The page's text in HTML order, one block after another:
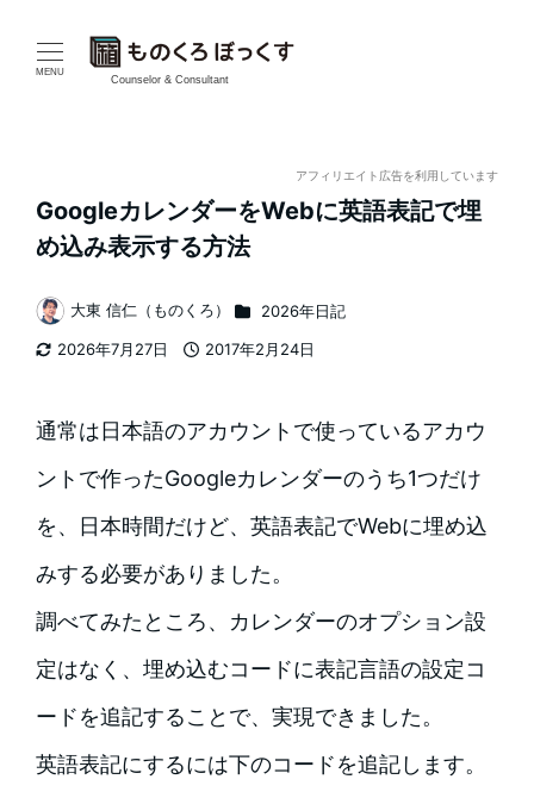
MENU
Counselor & Consultant
アフィリエイト広告を利用しています
GoogleカレンダーをWebに英語表記で埋
め込み表示する方法
2026年7月27日
2017年2月24日
著
者
大東 信仁（ものくろ） カテゴリー
2026年日記
通常は日本語のアカウントで使っているアカウ
ントで作ったGoogleカレンダーのうち1つだけ
を、日本時間だけど、英語表記でWebに埋め込
みする必要がありました。
調べてみたところ、カレンダーのオプション設
定はなく、埋め込むコードに表記言語の設定コ
ードを追記することで、実現できました。
英語表記にするには下のコードを追記します。